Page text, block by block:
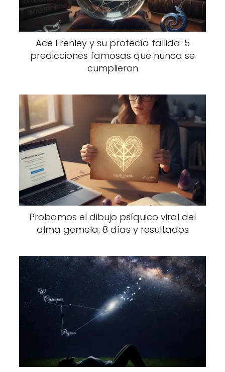
Ace Frehley y su profecía fallida: 5
predicciones famosas que nunca se
cumplieron
Probamos el dibujo psíquico viral del
alma gemela: 8 días y resultados